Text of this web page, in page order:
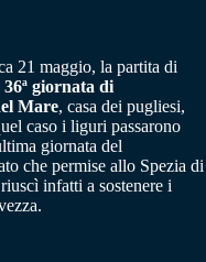
21 maggio, la partita di
36ª giornata di
Mare, casa dei pugliesi,
caso i liguri passarono
giornata del
che permise allo Spezia di
infatti a sostenere i